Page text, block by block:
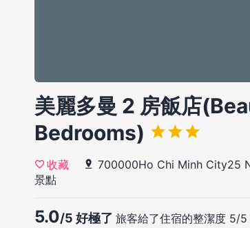
美麗多曼 2 房飯店
Bedrooms)
收藏 700000Ho Chi Minh City25
景點
5.0/5 好極了 旅客給了住宿的整潔度 5/5